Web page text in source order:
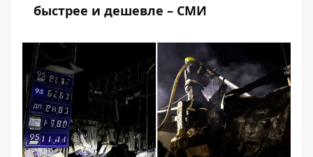
быстрее и дешевле – СМИ